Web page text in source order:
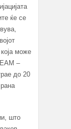
ќе се
може
–
до 20
што